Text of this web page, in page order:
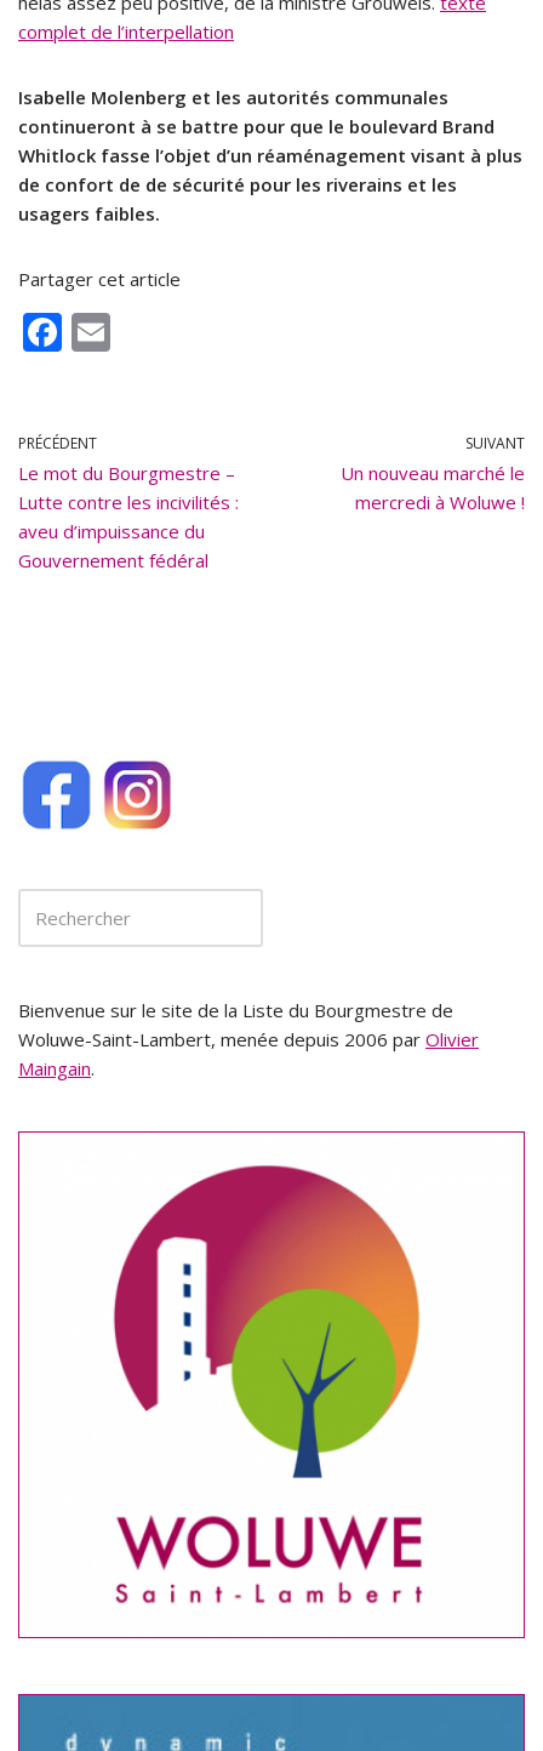
complet de l’interpellation
Isabelle Molenberg et les autorités communales
continueront à se battre pour que le boulevard Brand
Whitlock fasse l’objet d’un réaménagement visant à plus
de confort de de sécurité pour les riverains et les
usagers faibles.
Partager cet article
F
b
o
o
k
PRÉCÉDENT
Le mot du Bourgmestre –
Lutte contre les incivilités :
aveu d’impuissance du
Gouvernement fédéral
SUIVANT
Un nouveau marché le
mercredi à Woluwe !
Bienvenue sur le site de la Liste du Bourgmestre de
Woluwe-Saint-Lambert, menée depuis 2006 par Olivier
Maingain.